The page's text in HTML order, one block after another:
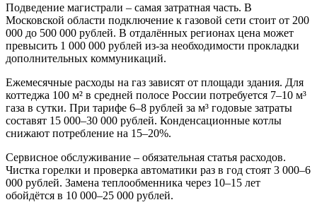
Подведение магистрали – самая затратная часть. В
Московской области подключение к газовой сети стоит от 200
000 до 500 000 рублей. В отдалённых регионах цена может
превысить 1 000 000 рублей из-за необходимости прокладки
дополнительных коммуникаций.
Ежемесячные расходы на газ зависят от площади здания. Для
коттеджа 100 м² в средней полосе России потребуется 7–10 м³
газа в сутки. При тарифе 6–8 рублей за м³ годовые затраты
составят 15 000–30 000 рублей. Конденсационные котлы
снижают потребление на 15–20%.
Сервисное обслуживание – обязательная статья расходов.
Чистка горелки и проверка автоматики раз в год стоят 3 000–6
000 рублей. Замена теплообменника через 10–15 лет
обойдётся в 10 000–25 000 рублей.